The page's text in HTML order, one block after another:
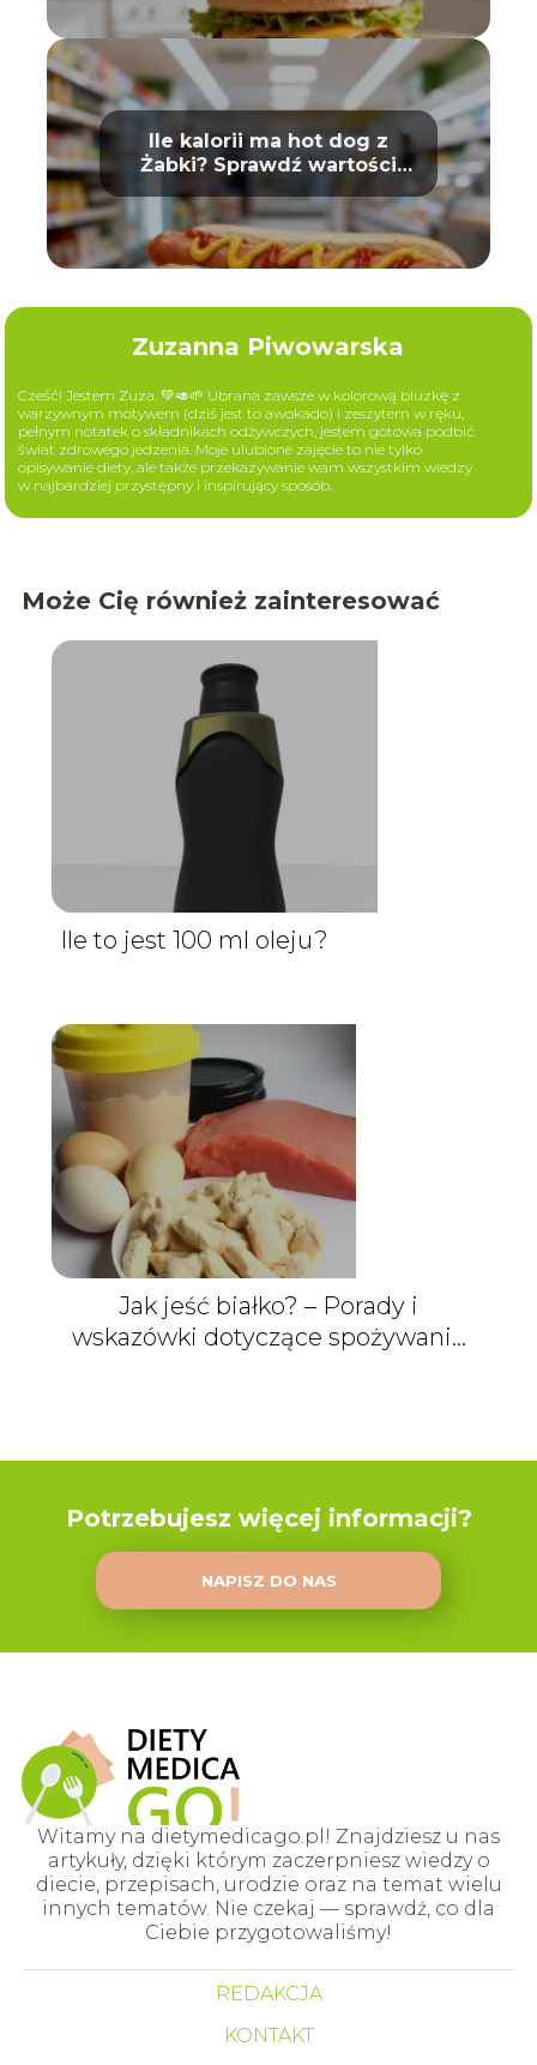
Ile kalorii ma hot dog z
Żabki? Sprawdź wartości
odżywcze
Zuzanna Piwowarska
Cześć! Jestem Zuza. 💚🥑🌱 Ubrana zawsze w kolorową bluzkę z
warzywnym motywem (dziś jest to awokado) i zeszytem w ręku,
pełnym notatek o składnikach odżywczych, jestem gotowa podbić
świat zdrowego jedzenia. Moje ulubione zajęcie to nie tylko
opisywanie diety, ale także przekazywanie wam wszystkim wiedzy
w najbardziej przystępny i inspirujący sposób.
Może Cię również zainteresować
Ile to jest 100 ml oleju?
Jak jeść białko? – Porady i
wskazówki dotyczące spożywania
Potrzebujesz więcej informacji?
NAPISZ DO NAS
Witamy na dietymedicago.pl! Znajdziesz u nas
artykuły, dzięki którym zaczerpniesz wiedzy o
diecie, przepisach, urodzie oraz na temat wielu
innych tematów. Nie czekaj — sprawdź, co dla
Ciebie przygotowaliśmy!
REDAKCJA
KONTAKT